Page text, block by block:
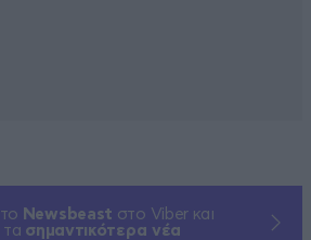
το Newsbeast στο Viber και
τα σημαντικότερα νέα